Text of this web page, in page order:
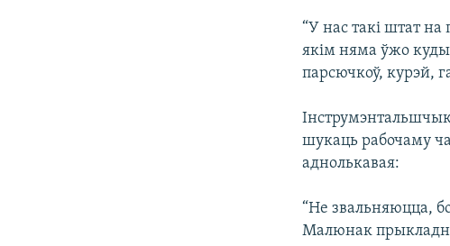
“У нас такі штат на
якім няма ўжо
парсючкоў, курэй,
шукаць рабочаму
аднолькавая:
“Не звальняюцца,
Малюнак